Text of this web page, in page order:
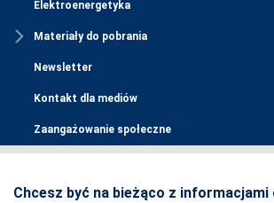
Elektroenergetyka
Materiały do pobrania
Newsletter
Kontakt dla mediów
Zaangażowanie społeczne
Chcesz być na bieżąco z informacjami